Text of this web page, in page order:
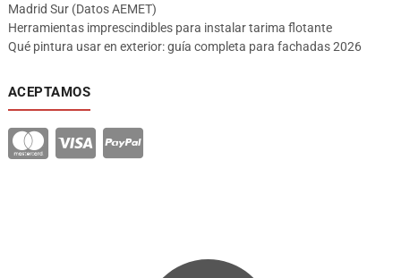
Madrid Sur (Datos AEMET)
Herramientas imprescindibles para instalar tarima flotante
Qué pintura usar en exterior: guía completa para fachadas 2026
ACEPTAMOS